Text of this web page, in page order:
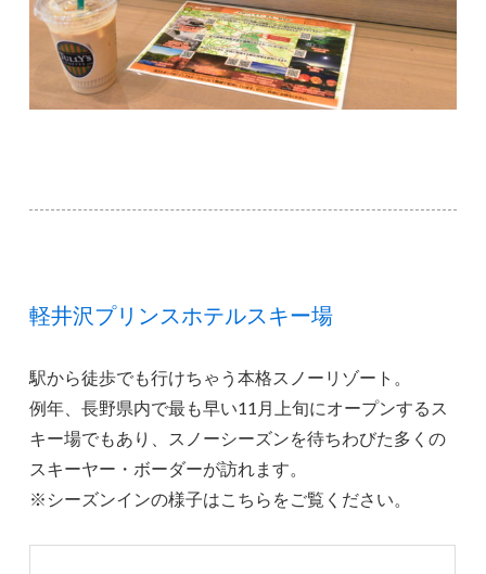
軽井沢プリンスホテルスキー場
駅から徒歩でも行けちゃう本格スノーリゾート。
例年、長野県内で最も早い11月上旬にオープンするス
キー場でもあり、スノーシーズンを待ちわびた多くの
スキーヤー・ボーダーが訪れます。
※シーズンインの様子はこちらをご覧ください。